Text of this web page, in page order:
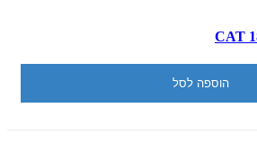
הוספה לסל